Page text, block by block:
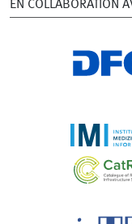
EN COLLABORATION